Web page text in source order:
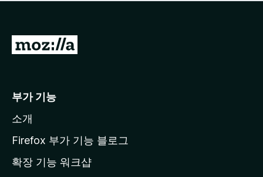
점
습
니
M
l
a
페
부가 기능
소개
Firefox 부가 기능 블로그
확장 기능 워크샵